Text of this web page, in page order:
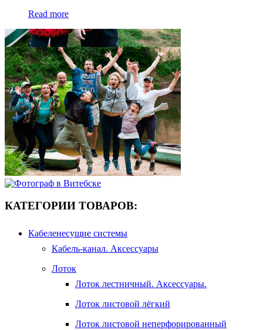
Read more
КАТЕГОРИИ ТОВАРОВ:
Кабеленесущие системы
Кабель-канал. Аксессуары
Лоток
Лоток лестничный. Аксессуары.
Лоток листовой лёгкий
Лоток листовой неперфорированный